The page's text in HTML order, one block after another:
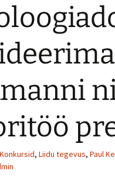
Sotsioloogia pildis
Ettepanekud
Konkursid, Liidu tegevus, Paul